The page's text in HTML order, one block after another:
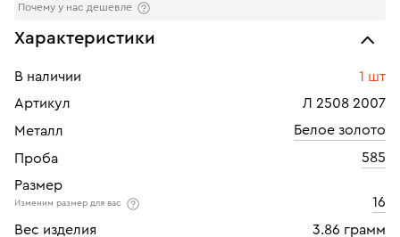
Почему у нас дешевле
Характеристики
В наличии
1 шт
Артикул
Л 2508 2007
Металл
Белое золото
Проба
585
Размер
Изменим размер для вас
16
Вес изделия
3.86 грамм